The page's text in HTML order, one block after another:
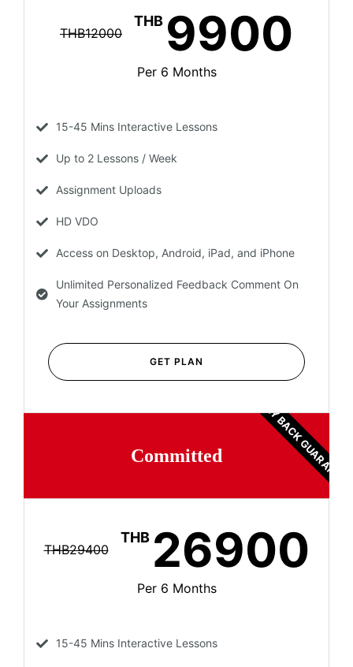
THB12000
THB 9900
Per 6 Months
15-45 Mins Interactive Lessons
Up to 2 Lessons / Week
Assignment Uploads
HD VDO
Access on Desktop, Android, iPad, and iPhone
Unlimited Personalized Feedback Comment On
Your Assignments
GET PLAN
Committed
THB29400
THB 26900
Per 6 Months
15-45 Mins Interactive Lessons
MONEY BACK